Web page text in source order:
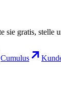
gratis, stelle
Cumulus